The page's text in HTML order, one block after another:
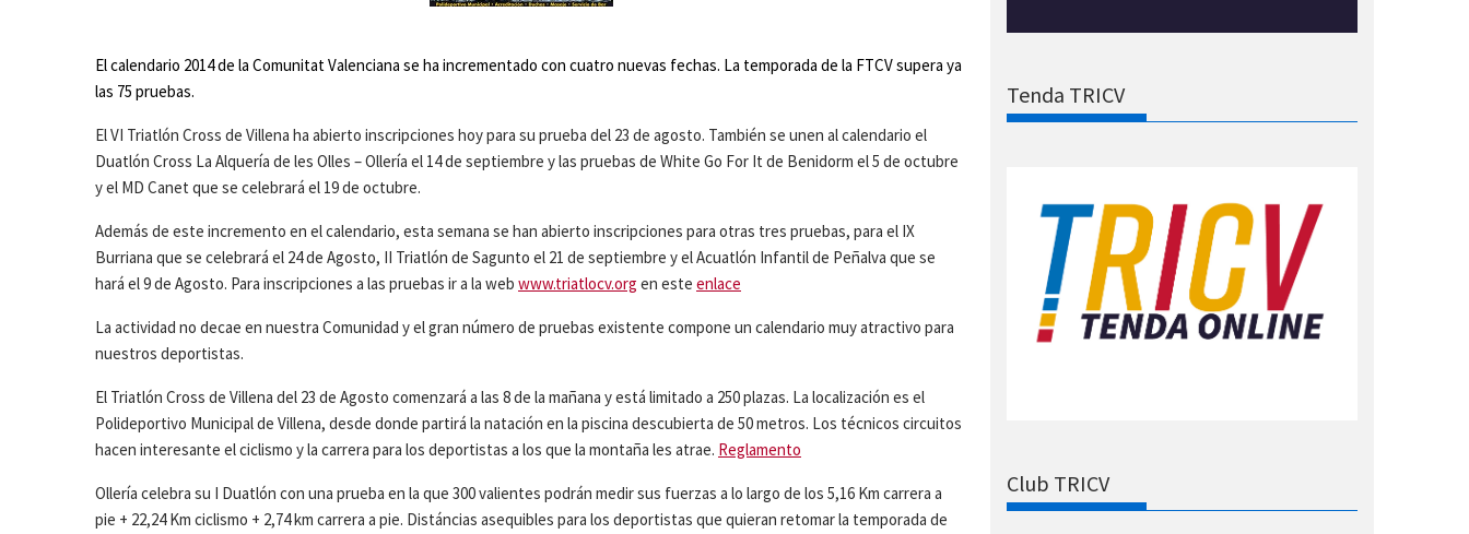
El calendario 2014 de la Comunitat Valenciana se ha incrementado con cuatro nuevas fechas. La temporada de la FTCV supera ya
las 75 pruebas.
El VI Triatlón Cross de Villena ha abierto inscripciones hoy para su prueba del 23 de agosto. También se unen al calendario el
Duatlón Cross La Alquería de les Olles – Ollería el 14 de septiembre y las pruebas de White Go For It de Benidorm el 5 de octubre
y el MD Canet que se celebrará el 19 de octubre.
Además de este incremento en el calendario, esta semana se han abierto inscripciones para otras tres pruebas, para el IX
Burriana que se celebrará el 24 de Agosto, II Triatlón de Sagunto el 21 de septiembre y el Acuatlón Infantil de Peñalva que se
hará el 9 de Agosto. Para inscripciones a las pruebas ir a la web www.triatlocv.org en este enlace
La actividad no decae en nuestra Comunidad y el gran número de pruebas existente compone un calendario muy atractivo para
nuestros deportistas.
El Triatlón Cross de Villena del 23 de Agosto comenzará a las 8 de la mañana y está limitado a 250 plazas. La localización es el
Polideportivo Municipal de Villena, desde donde partirá la natación en la piscina descubierta de 50 metros. Los técnicos circuitos
hacen interesante el ciclismo y la carrera para los deportistas a los que la montaña les atrae. Reglamento
Ollería celebra su I Duatlón con una prueba en la que 300 valientes podrán medir sus fuerzas a lo largo de los 5,16 Km carrera a
pie + 22,24 Km ciclismo + 2,74 km carrera a pie. Distáncias asequibles para los deportistas que quieran retomar la temporada de
Tenda TRICV
Club TRICV